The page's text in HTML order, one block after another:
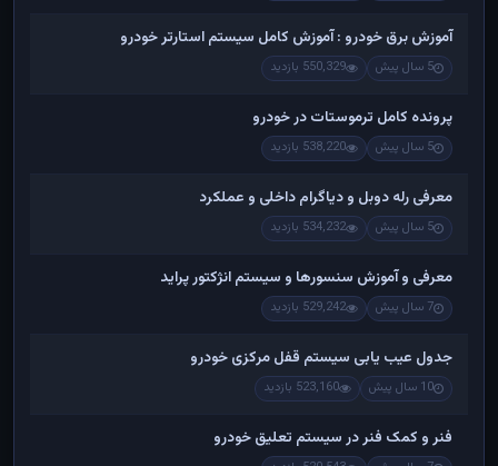
آموزش برق خودرو : آموزش کامل سیستم استارتر خودرو
5 سال پیش 550,329 بازدید
پرونده کامل ترموستات در خودرو
5 سال پیش 538,220 بازدید
معرفی رله دوبل و دیاگرام داخلی و عملکرد
5 سال پیش 534,232 بازدید
معرفی و آموزش سنسورها و سیستم انژکتور پراید
7 سال پیش 529,242 بازدید
جدول عیب یابی سیستم قفل مرکزی خودرو
10 سال پیش 523,160 بازدید
فنر و کمک فنر در سیستم تعلیق خودرو